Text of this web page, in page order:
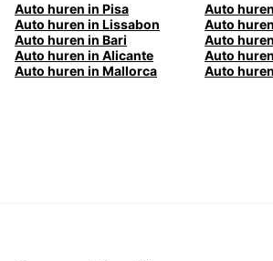
Auto huren in Pisa
Auto
Auto huren in Lissabon
Auto
Auto huren in Bari
Auto
Auto huren in Alicante
Auto
Auto huren in Mallorca
Auto